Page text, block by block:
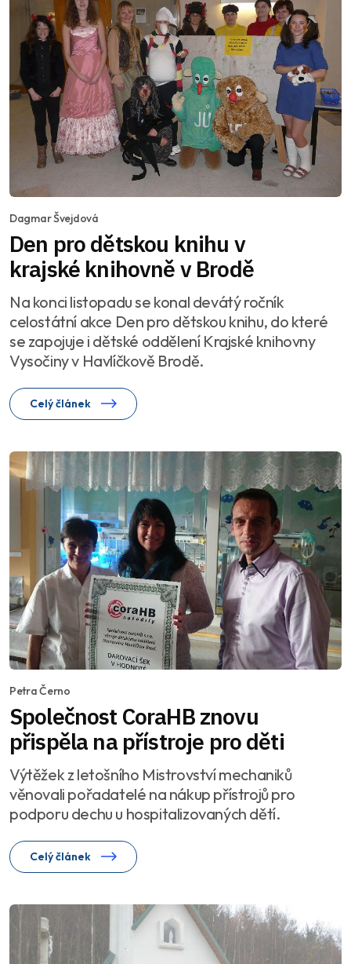
Dagmar Švejdová
Den pro dětskou knihu v
krajské knihovně v Brodě
Na konci listopadu se konal devátý ročník
celostátní akce Den pro dětskou knihu, do které
se zapojuje i dětské oddělení Krajské knihovny
Vysočiny v Havlíčkově Brodě.
Celý článek
Petra Černo
Společnost CoraHB znovu
přispěla na přístroje pro děti
Výtěžek z letošního Mistrovství mechaniků
věnovali pořadatelé na nákup přístrojů pro
podporu dechu u hospitalizovaných dětí.
Celý článek